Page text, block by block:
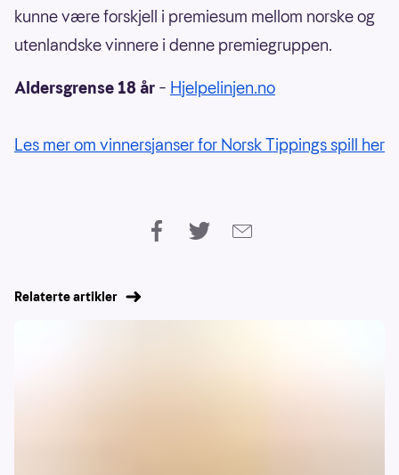
kunne være forskjell i premiesum mellom norske og
utenlandske vinnere i denne premiegruppen.
Aldersgrense 18 år – Hjelpelinjen.no
Les mer om vinnersjanser for Norsk Tippings spill her
Relaterte artikler